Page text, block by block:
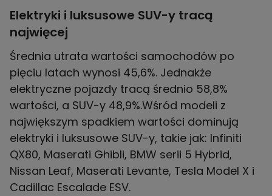
Elektryki i luksusowe SUV-y tracą
najwięcej
Średnia utrata wartości samochodów po
pięciu latach wynosi 45,6%. Jednakże
elektryczne pojazdy tracą średnio 58,8%
wartości, a SUV-y 48,9%.Wśród modeli z
największym spadkiem wartości dominują
elektryki i luksusowe SUV-y, takie jak: Infiniti
QX80, Maserati Ghibli, BMW serii 5 Hybrid,
Nissan Leaf, Maserati Levante, Tesla Model X i
Cadillac Escalade ESV.